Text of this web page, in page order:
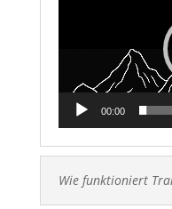
00:00
Wie funktioniert